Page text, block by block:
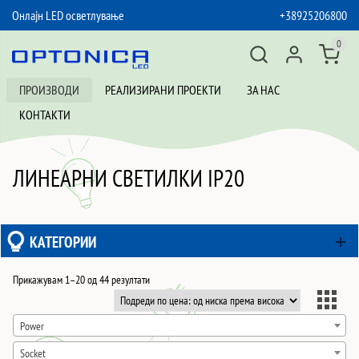
Онлајн LED осветлување
+38925206800
ПРОИЗВОДИ РЕАЛИЗИРАНИ ПРОЕКТИ
ЗА НАС
КОНТАКТИ
0
ЛИНЕАРНИ СВЕТИЛКИ IP20
КАТЕГОРИИ
Прикажувам 1–20 од 44 резултатиSorted
by
price:
low
Power
Socket